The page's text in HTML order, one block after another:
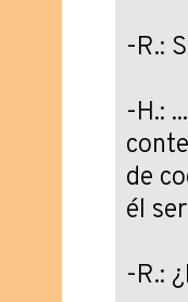
-R.:
-H.:
de
él
-R.: